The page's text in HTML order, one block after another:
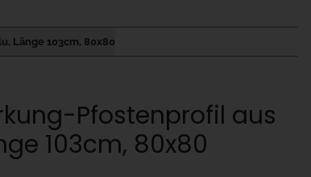
Länge 103cm, 80x80
Pfostenprofil aus
103cm, 80x80